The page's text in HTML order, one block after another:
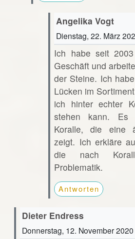
Angelika Vogt
Dienstag, 22. März
Ich habe seit
Geschäft und
der Steine. Ich
Lücken im
ich hinter echter
stehen kann. Es
Koralle, die eine
zeigt. Ich erkläre
die nach
Problematik.
Antworten
Dieter Endress
Donnerstag, 12. November